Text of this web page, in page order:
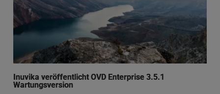
Inuvika veröffentlicht OVD Enterprise 3.5.1
Wartungsversion